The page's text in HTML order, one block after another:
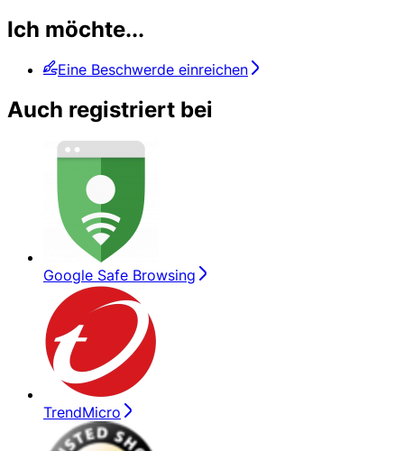
Ich möchte...
Eine Beschwerde einreichen
Auch registriert bei
Google Safe Browsing
TrendMicro